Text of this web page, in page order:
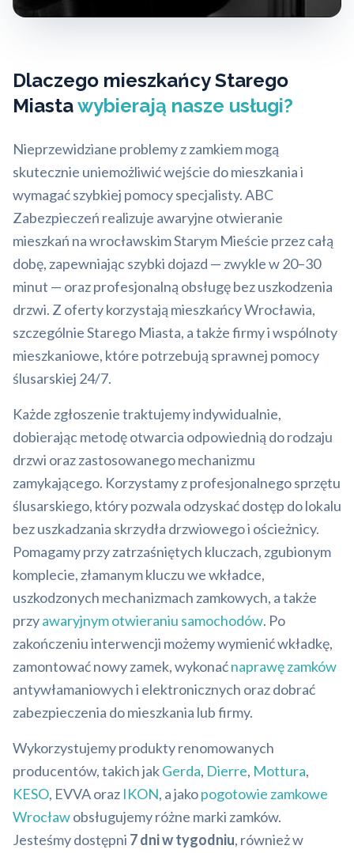
Dlaczego mieszkańcy Starego
Miastawybierają nasze usługi?
Nieprzewidziane problemy z zamkiem mogą
skutecznie uniemożliwić wejście do mieszkania i
wymagać szybkiej pomocy specjalisty. ABC
Zabezpieczeń realizuje awaryjne otwieranie
mieszkań na wrocławskim Starym Mieście przez całą
dobę, zapewniając szybki dojazd — zwykle w 20–30
minut — oraz profesjonalną obsługę bez uszkodzenia
drzwi. Z oferty korzystają mieszkańcy Wrocławia,
szczególnie Starego Miasta, a także firmy i wspólnoty
mieszkaniowe, które potrzebują sprawnej pomocy
ślusarskiej 24/7.
Każde zgłoszenie traktujemy indywidualnie,
dobierając metodę otwarcia odpowiednią do rodzaju
drzwi oraz zastosowanego mechanizmu
zamykającego. Korzystamy z profesjonalnego sprzętu
ślusarskiego, który pozwala odzyskać dostęp do lokalu
bez uszkadzania skrzydła drzwiowego i ościeżnicy.
Pomagamy przy zatrzaśniętych kluczach, zgubionym
komplecie, złamanym kluczu we wkładce,
uszkodzonych mechanizmach zamkowych, a także
przyawaryjnym otwieraniu samochodów. Po
zakończeniu interwencji możemy wymienić wkładkę,
zamontować nowy zamek, wykonaćnaprawę zamków
antywłamaniowych i elektronicznych oraz dobrać
zabezpieczenia do mieszkania lub firmy.
Wykorzystujemy produkty renomowanych
producentów, takich jakGerda, Dierre, Mottura,
KESO, EVVA oraz IKON, a jakopogotowie zamkowe
Wrocławobsługujemy różne marki zamków.
Jesteśmy dostępni 7 dni w tygodniu, również w